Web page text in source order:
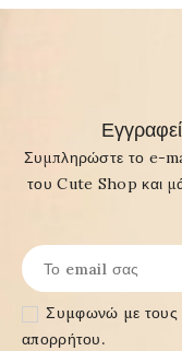
Συμπληρώστε το e-
του Cute Shop και
Συμφωνώ με τους
απορρήτου.